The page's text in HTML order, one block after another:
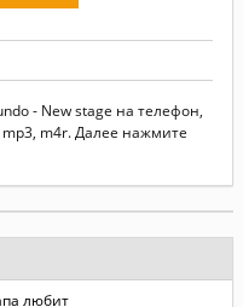
- New stage на телефон,
m4r. Далее нажмите
любит